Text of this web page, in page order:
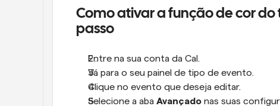
Como ativar a função de cor
passo
Entre na sua conta da Cal.
Vá para o seu painel de tipo de evento.
Clique no evento que deseja editar.
Selecione a aba Avançado nas suas